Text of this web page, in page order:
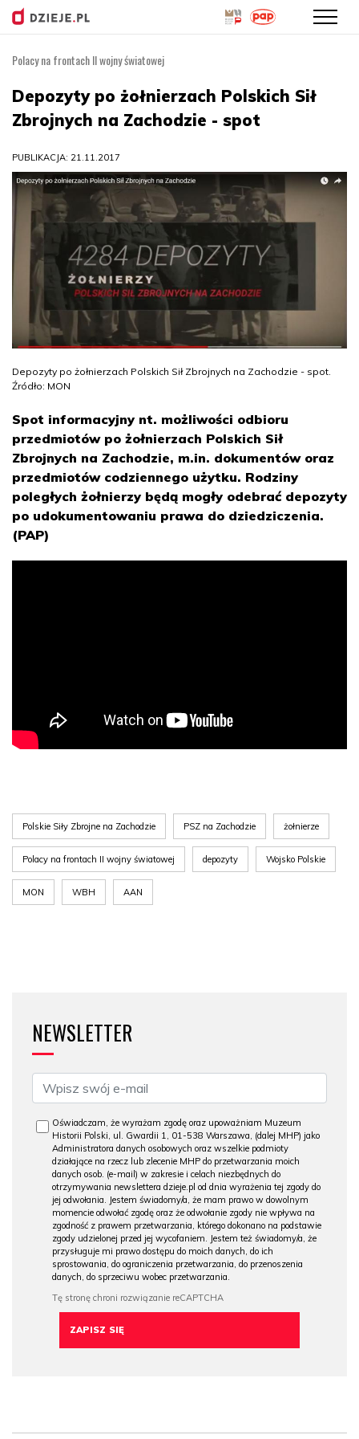
treści
Polacy na frontach II wojny światowej
Depozyty po żołnierzach Polskich Sił
Zbrojnych na Zachodzie - spot
PUBLIKACJA: 21.11.2017
Depozyty po żołnierzach Polskich Sił Zbrojnych na Zachodzie - spot.
Źródło: MON
Spot informacyjny nt. możliwości odbioru
przedmiotów po żołnierzach Polskich Sił
Zbrojnych na Zachodzie, m.in. dokumentów oraz
przedmiotów codziennego użytku. Rodziny
poległych żołnierzy będą mogły odebrać depozyty
po udokumentowaniu prawa do dziedziczenia.
(PAP)
Polskie Siły Zbrojne na Zachodzie PSZ na Zachodzie żołnierze
Polacy na frontach II wojny światowej depozyty Wojsko Polskie
MON WBH AAN
NEWSLETTER
Oświadczam, że wyrażam zgodę oraz upoważniam Muzeum
Historii Polski, ul. Gwardii 1, 01-538 Warszawa, (dalej MHP) jako
Administratora danych osobowych oraz wszelkie podmioty
działające na rzecz lub zlecenie MHP do przetwarzania moich
danych osob. (e-mail) w zakresie i celach niezbędnych do
otrzymywania newslettera dzieje.pl od dnia wyrażenia tej zgody do
jej odwołania. Jestem świadomy/a, że mam prawo w dowolnym
momencie odwołać zgodę oraz że odwołanie zgody nie wpływa na
zgodność z prawem przetwarzania, którego dokonano na podstawie
zgody udzielonej przed jej wycofaniem. Jestem też świadomy/a, że
przysługuje mi prawo dostępu do moich danych, do ich
sprostowania, do ograniczenia przetwarzania, do przenoszenia
danych, do sprzeciwu wobec przetwarzania.